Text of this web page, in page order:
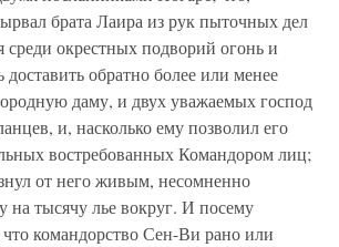
брата Лаира из рук пыточных дел
среди окрестных подворий огонь и
доставить обратно более или менее
даму, и двух уважаемых господ
и, насколько ему позволил его
востребованных Командором лиц;
от него живым, несомненно
на тысячу лье вокруг. И посему
что командорство Сен-Ви рано или